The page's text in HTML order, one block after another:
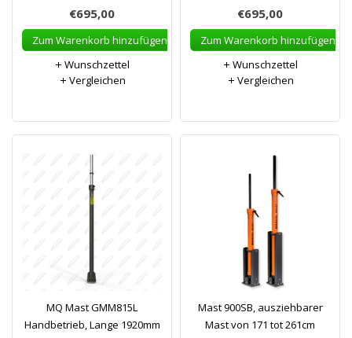
€695,00
Zum Warenkorb hinzufügen
Wunschzettel
Vergleichen
€695,00
Zum Warenkorb hinzufügen
Wunschzettel
Vergleichen
MQ Mast GMM815L
Handbetrieb, Lange 1920mm
Mast 900SB, ausziehbarer
Mast von 171 tot 261cm